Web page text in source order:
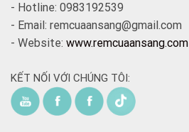
- Hotline: 0983192539
- Email: remcuaansang@gmail.com
- Website: www.remcuaansang.com
KẾT NỐI VỚI CHÚNG TÔI: